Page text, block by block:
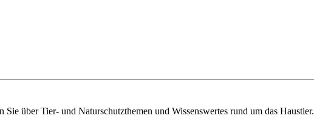
Sie über Tier- und Naturschutzthemen und Wissenswertes rund um das Haustier.